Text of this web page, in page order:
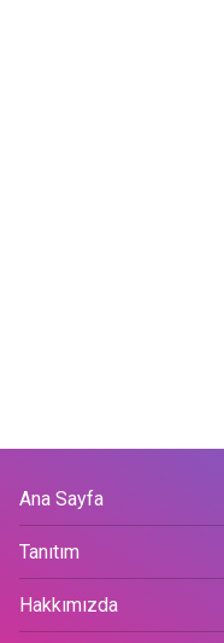
Ana Sayfa
Tanıtım
Hakkımızda